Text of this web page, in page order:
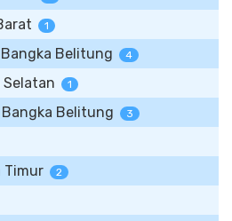
1
Belitung 4
1
Belitung 3
Timur 2